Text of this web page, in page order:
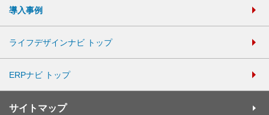
導入事例
ライフデザインナビ トップ
ERPナビ トップ
サイトマップ